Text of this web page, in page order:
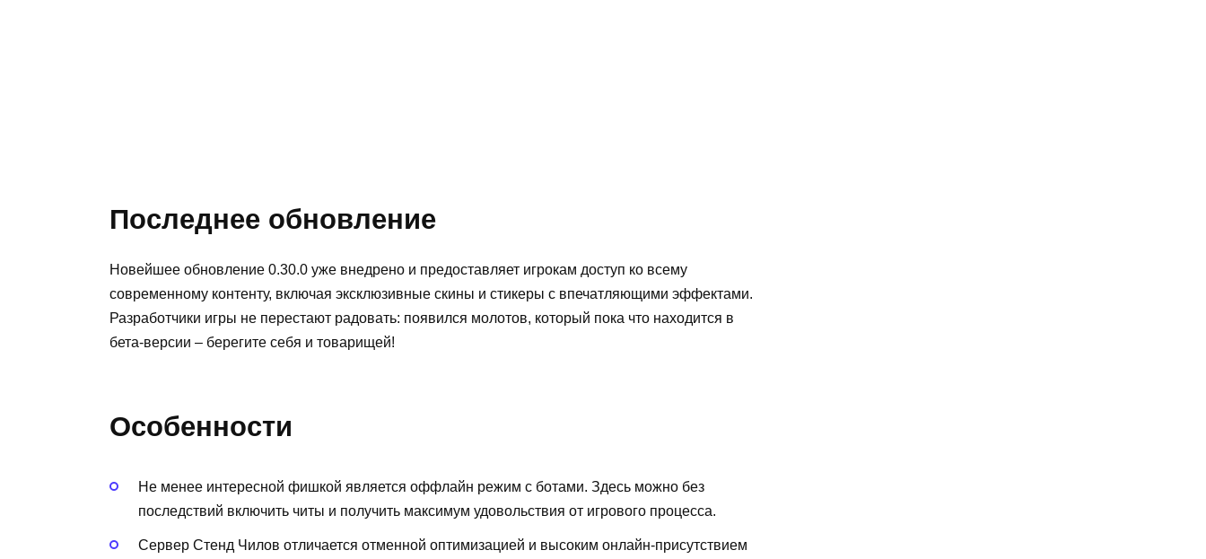
Последнее обновление
Новейшее обновление 0.30.0 уже внедрено и предоставляет игрокам доступ ко всему
современному контенту, включая эксклюзивные скины и стикеры с впечатляющими эффектами.
Разработчики игры не перестают радовать: появился молотов, который пока что находится в
бета-версии – берегите себя и товарищей!
Особенности
Не менее интересной фишкой является оффлайн режим с ботами. Здесь можно без
последствий включить читы и получить максимум удовольствия от игрового процесса.
Сервер Стенд Чилов отличается отменной оптимизацией и высоким онлайн-присутствием